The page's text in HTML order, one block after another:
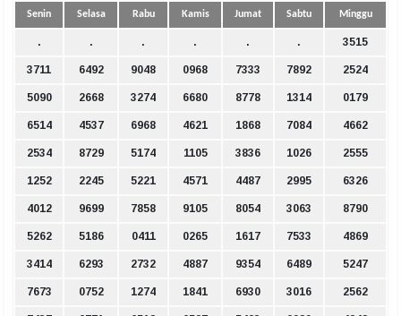
Senin Selasa Rabu Kamis Jumat Sabtu Minggu
. . . . . . 3515
3711 6492 9048 0968 7333 7892 2524
5090 2668 3274 6680 8778 1314 0179
6514 4537 6968 4621 1868 7084 4662
2534 8729 5174 1105 3836 1026 2555
1252 2245 5221 4571 4487 2995 6326
4012 9699 7858 9105 8054 3063 8790
5262 5186 0411 0265 1617 7533 4869
3414 6293 2732 4887 9354 6489 5247
7673 0752 1274 1841 6930 3016 2562